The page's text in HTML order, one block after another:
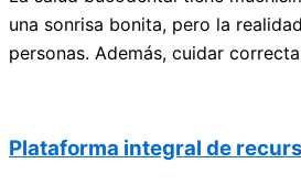
una sonrisa bonita, pero la
personas. Además, cuidar
Plataforma integral de